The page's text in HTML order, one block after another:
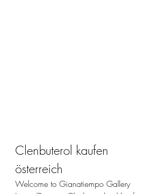
Clenbuterol kaufen
österreich
Welcome to Gianatiempo Gallery